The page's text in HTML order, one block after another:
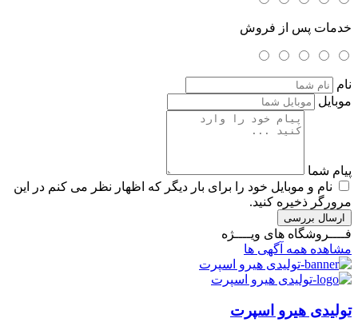
خدمات پس از فروش
نام
موبایل
پیام شما
نام و موبایل خود را برای بار دیگر که اظهار نظر می کنم در این
مرورگر ذخیره کنید.
ارسال بررسی
فــــروشگاه های ویــــژه
مشاهده همه آگهی ها
تولیدی هیرو اسپرت